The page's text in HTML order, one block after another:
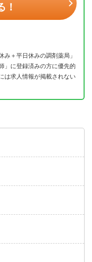
！
み＋平日休みの調剤薬局」
」に登録済みの方に優先的
は求人情報が掲載されない